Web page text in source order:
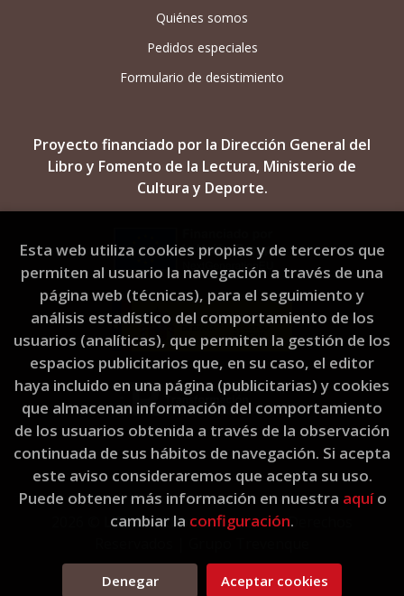
Quiénes somos
Pedidos especiales
Formulario de desistimiento
Proyecto financiado por la Dirección General del
Libro y Fomento de la Lectura, Ministerio de
Cultura y Deporte.
L'Eixam Llibres. Todos los Derechos
Esta web utiliza cookies propias y de terceros que
permiten al usuario la navegación a través de una
página web (técnicas), para el seguimiento y
análisis estadístico del comportamiento de los
usuarios (analíticas), que permiten la gestión de los
espacios publicitarios que, en su caso, el editor
haya incluido en una página (publicitarias) y cookies
que almacenan información del comportamiento
de los usuarios obtenida a través de la observación
continuada de sus hábitos de navegación. Si acepta
este aviso consideraremos que acepta su uso.
Puede obtener más información en nuestra aquío
cambiar la configuración.
Denegar Aceptar cookies